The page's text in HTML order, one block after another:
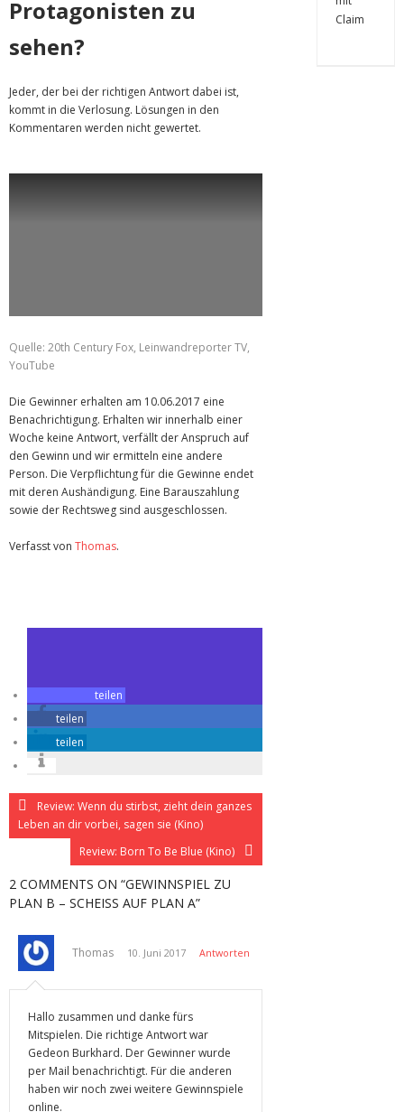
Protagonisten zu
sehen?
Jeder, der bei der richtigen Antwort dabei ist,
kommt in die Verlosung. Lösungen in den
Kommentaren werden nicht gewertet.
Quelle: 20th Century Fox, Leinwandreporter TV,
YouTube
Die Gewinner erhalten am 10.06.2017 eine
Benachrichtigung. Erhalten wir innerhalb einer
Woche keine Antwort, verfällt der Anspruch auf
den Gewinn und wir ermitteln eine andere
Person. Die Verpflichtung für die Gewinne endet
mit deren Aushändigung. Eine Barauszahlung
sowie der Rechtsweg sind ausgeschlossen.
Verfasst von Thomas.
teilen
teilen
teilen
Review: Wenn du stirbst, zieht dein ganzes
Leben an dir vorbei, sagen sie (Kino)
Review: Born To Be Blue (Kino)
2 COMMENTS ON “GEWINNSPIEL ZU
PLAN B – SCHEISS AUF PLAN A”
Thomas 10. Juni 2017 Antworten
Hallo zusammen und danke fürs
Mitspielen. Die richtige Antwort war
Gedeon Burkhard. Der Gewinner wurde
per Mail benachrichtigt. Für die anderen
haben wir noch zwei weitere Gewinnspiele
online.